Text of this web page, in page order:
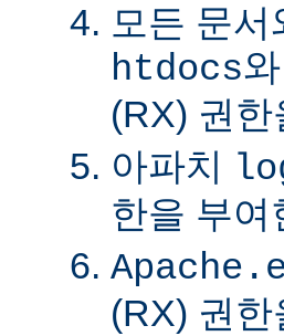
모든 문
htdocs와
(RX) 권
아파치
한을 부여
(RX) 권